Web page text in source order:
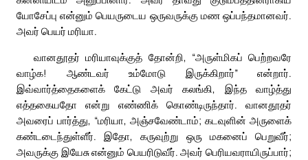
யோசேப்பு என்னும் பெயருடைய ஒருவருக்கு மண ஒப்பந்தமானவர்.
அவர் பெயர் மரியா.
வானதூதர் மரியாவுக்குத் தோன்றி, “அருள்மிகப் பெற்றவரே
வாழ்க! ஆண்டவர் உம்மோடு இருக்கிறார்” என்றார்.
இவ்வார்த்தைகளைக் கேட்டு அவர் கலங்கி, இந்த வாழ்த்து
எத்தகையதோ என்று எண்ணிக் கொண்டிருந்தார். வானதூதர்
அவரைப் பார்த்து, “மரியா, அஞ்சவேண்டாம்; கடவுளின் அருளைக்
கண்டடைந்துள்ளீர். இதோ, கருவுற்று ஒரு மகனைப் பெறுவீர்;
அவருக்கு இயேசு என்னும் பெயரிடுவீர். அவர் பெரியவராயிருப்பார்;